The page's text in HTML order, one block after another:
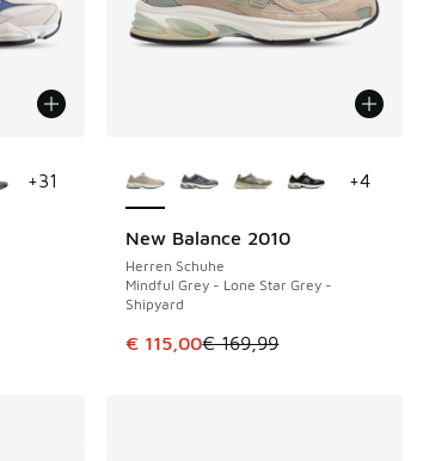
+31
New Balance 2010
Herren Schuhe
Mindful Grey - Lone Star Grey -
Shipyard
Dieser Artikel ist im Sale. Der
€ 115,00€ 169,99
SPARE 54 €
+4